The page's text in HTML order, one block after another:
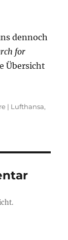
dennoch
for
Übersicht
| Lufthansa,